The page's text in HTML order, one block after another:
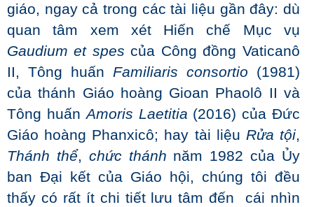
giáo, ngay cả trong các tài liệu gần đây: dù
quan tâm xem xét Hiến chế Mục vụ
Gaudium et spescủa Công đồng Vaticanô
II, Tông huấn Familiaris consortio (1981)
của thánh Giáo hoàng Gioan Phaolô II và
Tông huấnAmoris Laetitia (2016) của Đức
Giáo hoàng Phanxicô; hay tài liệu Rửa tội,
Thánh thể, chức thánh năm 1982 của Ủy
ban Đại kết của Giáo hội, chúng tôi đều
thấy có rất ít chi tiết lưu tâm đến cái nhìn